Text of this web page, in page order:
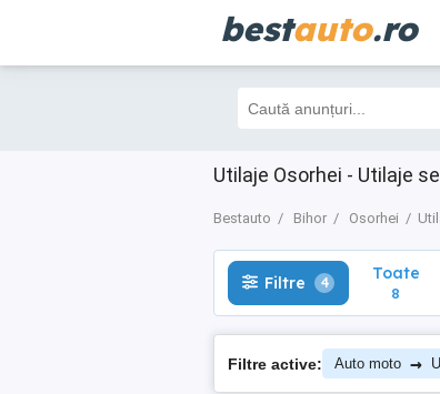
bestauto.ro
Utilaje Osorhei - Utilaje
Bestauto Bihor Osorhei
Filtre 4 Toate
8
Filtre 4 Toate
8
Filtre active: Auto moto →